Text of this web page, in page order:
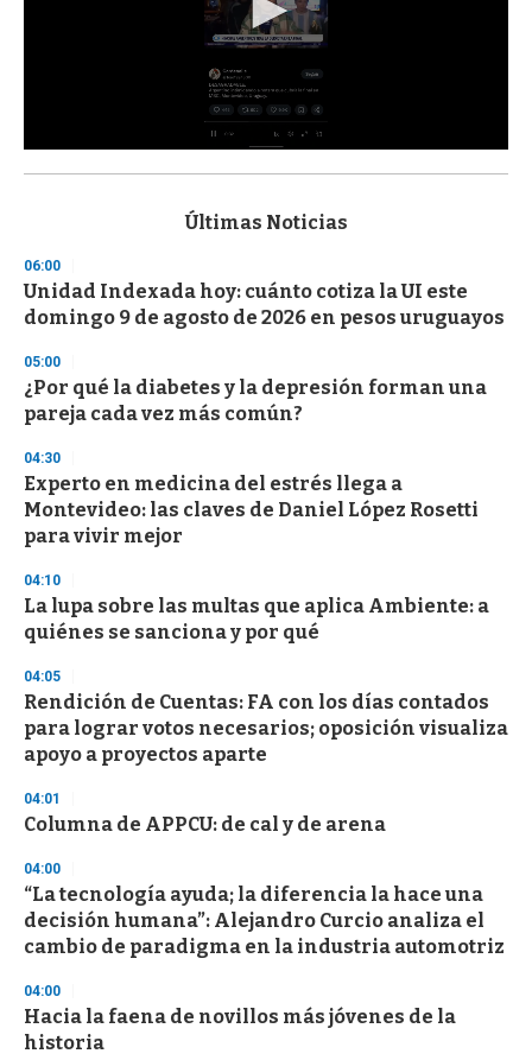
s
d
s
o
f
3
s
e
c
n
d
s
Últimas Noticias
06:00
Unidad Indexada hoy: cuánto cotiza la UI este
domingo 9 de agosto de 2026 en pesos uruguayos
05:00
¿Por qué la diabetes y la depresión forman una
pareja cada vez más común?
04:30
Experto en medicina del estrés llega a
Montevideo: las claves de Daniel López Rosetti
para vivir mejor
04:10
La lupa sobre las multas que aplica Ambiente: a
quiénes se sanciona y por qué
04:05
Rendición de Cuentas: FA con los días contados
para lograr votos necesarios; oposición visualiza
apoyo a proyectos aparte
04:01
Columna de APPCU: de cal y de arena
04:00
“La tecnología ayuda; la diferencia la hace una
decisión humana”: Alejandro Curcio analiza el
cambio de paradigma en la industria automotriz
04:00
Hacia la faena de novillos más jóvenes de la
historia